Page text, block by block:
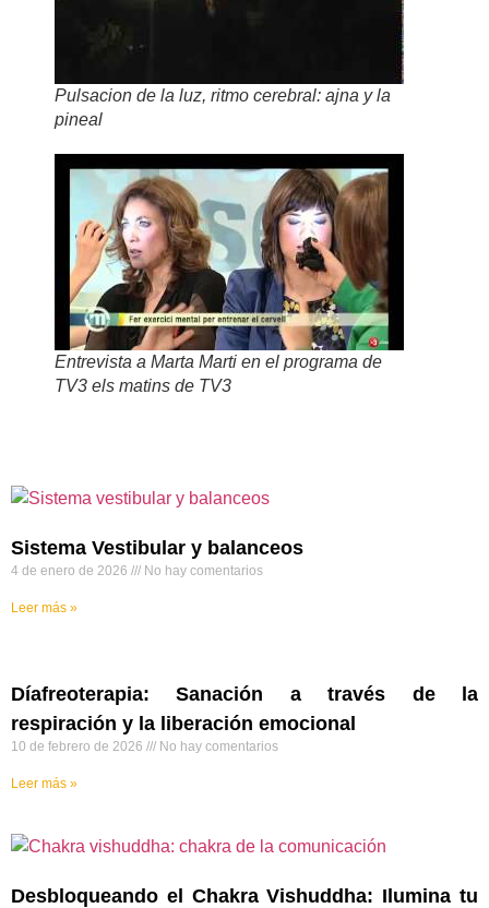
Pulsacion de la luz, ritmo cerebral: ajna y la
pineal
Entrevista a Marta Marti en el programa de
TV3 els matins de TV3
Sistema Vestibular y balanceos
4 de enero de 2026 No hay comentarios
Leer más »
Díafreoterapia: Sanación a través de la
respiración y la liberación emocional
10 de febrero de 2026 No hay comentarios
Leer más »
Desbloqueando el Chakra Vishuddha: Ilumina tu